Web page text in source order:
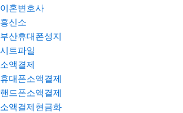
이혼변호사
흥신소
부산휴대폰성지
시트파일
소액결제
휴대폰소액결제
핸드폰소액결제
소액결제현금화